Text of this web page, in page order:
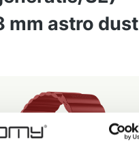
mm astro dust